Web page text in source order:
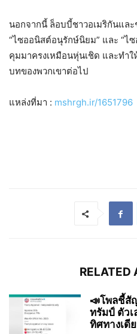
นอกจากนี้ ล็อบบี้ชาวอเมริกันและ
“ไซออนิสต์อนุรักษ์นิยม” และ “ไ
คุมมาครงเหมือนหุ่นเชิด และทำ
บทของพวกเขาต่อไป
แหล่งที่มา : mshrgh.ir/1651796
RELATED
📣โพลชี้สั
ทรัมป์ ตัว
ทิศทางเดี